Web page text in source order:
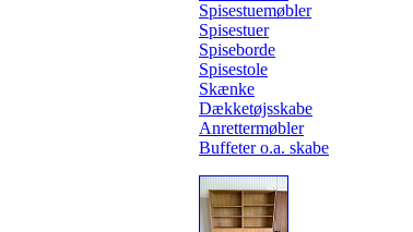
Spisestuemøbler
Spisestuer
Spiseborde
Spisestole
Skænke
Dækketøjsskabe
Anrettermøbler
Buffeter o.a. skabe